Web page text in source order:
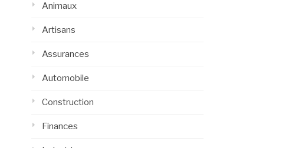
Animaux
Artisans
Assurances
Automobile
Construction
Finances